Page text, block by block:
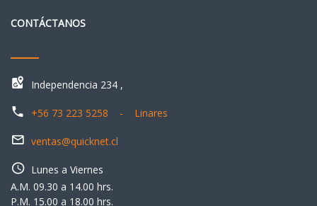
CONTÁCTANOS
Independencia 234 ,
+56 73 223 5258 - Linares
ventas@quicknet.cl
Lunes a Viernes
A.M. 09.30 a 14.00 hrs.
P.M. 15.00 a 18.00 hrs.